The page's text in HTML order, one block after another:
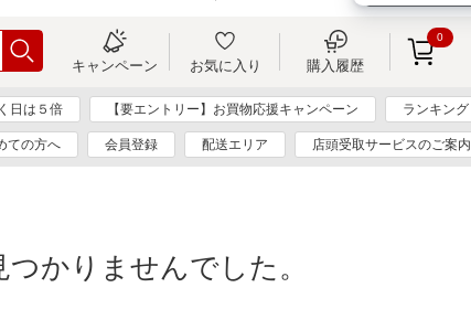
キャンペーン お気に入り 購入履歴
0
日は５倍 【要エントリー】お買物応援キャンペーン ランキング
ての方へ 会員登録 配送エリア 店頭受取サービスのご案内
かりませんでした。